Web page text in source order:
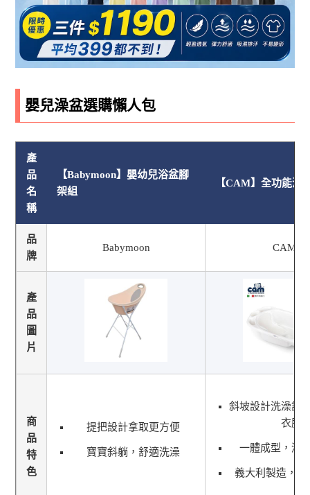
嬰兒澡盆選購懶人包
產
品
名
稱
【Babymoon】嬰幼兒浴盆腳
架組
【CAM】全功能浴
品
牌
Babymoon CAM
產
品
圖
片
商
品
特
色
提把設計拿取更方便
寶寶斜躺，舒適洗澡
斜坡設計洗澡舒
衣服
一體成型，清
義大利製造，品